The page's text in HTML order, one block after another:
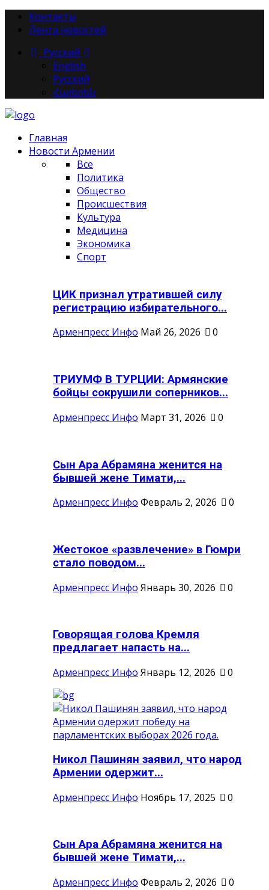
Контакты
Лента новостей
Русский
English
Русский
Հայերեն
Главная
Новости Армении
Все
Политика
Общество
Происшествия
Культура
Медицина
Экономика
Спорт
ЦИК признал утратившей силу
регистрацию избирательного...
Арменпресс Инфо Май 26, 2026 0
ТРИУМФ В ТУРЦИИ: Армянские
бойцы сокрушили соперников...
Арменпресс Инфо Март 31, 2026 0
Сын Ара Абрамяна женится на
бывшей жене Тимати,...
Арменпресс Инфо Февраль 2, 2026 0
Жестокое «развлечение» в Гюмри
стало поводом...
Арменпресс Инфо Январь 30, 2026 0
Говорящая голова Кремля
предлагает напасть на...
Арменпресс Инфо Январь 12, 2026 0
Никол Пашинян заявил, что народ
Армении одержит...
Арменпресс Инфо Ноябрь 17, 2025 0
Сын Ара Абрамяна женится на
бывшей жене Тимати,...
Арменпресс Инфо Февраль 2, 2026 0